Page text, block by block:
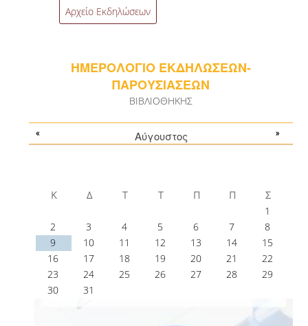
Αρχείο Εκδηλώσεων
ΗΜΕΡΟΛΟΓΙΟ ΕΚΔΗΛΩΣΕΩΝ-
ΠΑΡΟΥΣΙΑΣΕΩΝ
ΒΙΒΛΙΟΘΗΚΗΣ
Αύγουστος
« »
Κ Δ Τ Τ Π Π
Σ
1
2
3 4 5 6 7
8
9
10 11 12 13 14
15
16
17 18 19 20 21
22
23
24 25 26 27 28
29
30
31